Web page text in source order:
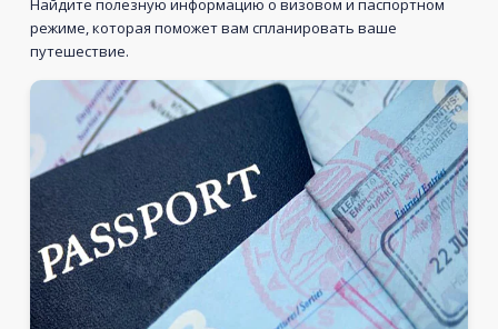
Найдите полезную информацию о визовом и паспортном
режиме, которая поможет вам спланировать ваше
путешествие.